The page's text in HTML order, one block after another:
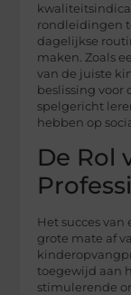
rondleidingen
dagelijkse
maken. Zoals
van de juiste
beslissing voor
spelgericht
hebben op
De Rol
Het succes
grote mate af
toegewijd aan
stimulerende